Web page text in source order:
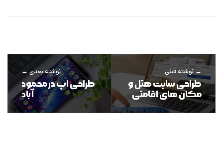
نوشته قبلی
طراحی سایت هتل و
مکان های اقامتی
نوشته بعدی
طراحی اپ در محمود
آباد